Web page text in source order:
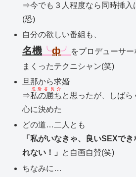
⇒今でも３人程度なら同時挿入
(恐)
自分の欲しい番組も、
名機 ╰ф╯ をプロデューサ
まくったテクニシャン(笑)
旦那から求婚
⇒私の勝ち
忽滑谷長介
と思ったが、しばら
心に決めた
どの道…二人とも
「私がいなきゃ、良いSEXで
れない！」
と自画自賛(笑)
ちなみに…